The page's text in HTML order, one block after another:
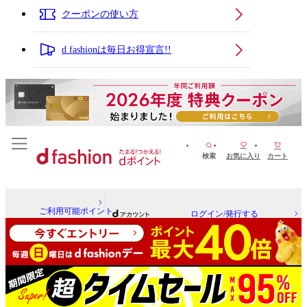
クーポンの使い方
d fashionは毎日お得宣言!!
検索 お気に入り カート
ご利用可能ポイント ログイン/発行する